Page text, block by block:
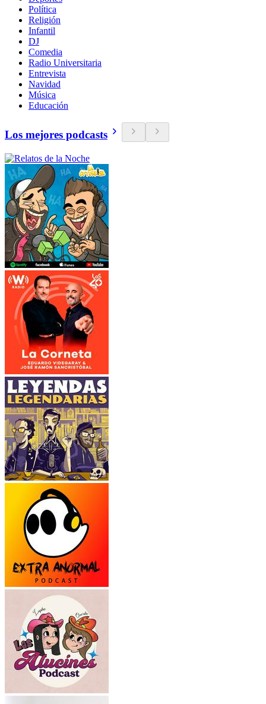
Política
Religión
Infantil
DJ
Comedia
Radio Universitaria
Entrevista
Navidad
Música
Educación
Los mejores podcasts